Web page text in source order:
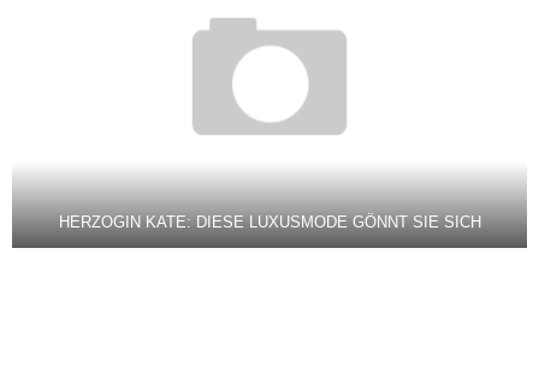
HERZOGIN KATE: DIESE LUXUSMODE GÖNNT SIE SICH